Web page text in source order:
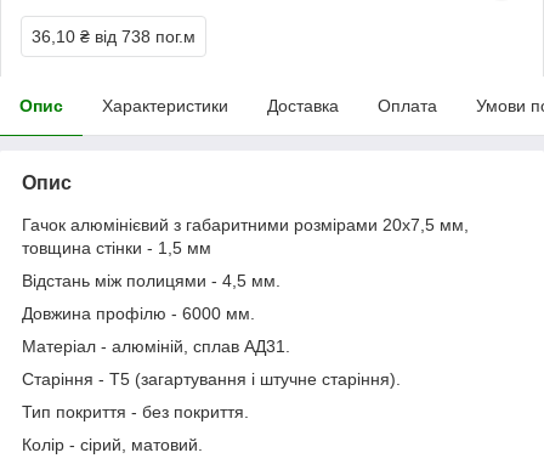
36,10 ₴ від 738 пог.м
Опис Характеристики Доставка Оплата Умови
Опис
Гачок алюмінієвий з габаритними розмірами 20х7,5 мм,
товщина стінки - 1,5 мм
Відстань між полицями - 4,5 мм.
Довжина профілю - 6000 мм.
Матеріал - алюміній, сплав АД31.
Старіння - Т5 (загартування і штучне старіння).
Тип покриття - без покриття.
Колір - сірий, матовий.